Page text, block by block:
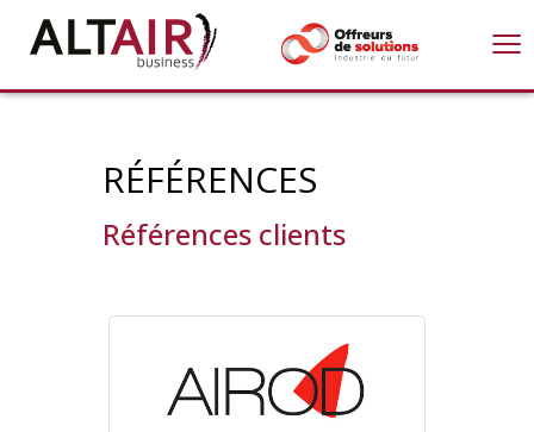
≡
RÉFÉRENCES
Références clients